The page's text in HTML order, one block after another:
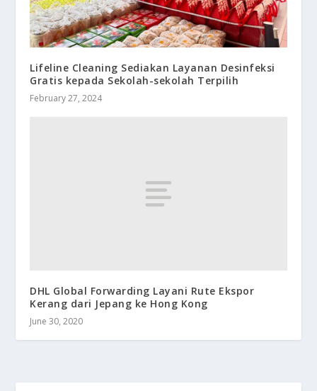
Lifeline Cleaning Sediakan Layanan Desinfeksi
Gratis kepada Sekolah-sekolah Terpilih
February 27, 2024
DHL Global Forwarding Layani Rute Ekspor
Kerang dari Jepang ke Hong Kong
June 30, 2020